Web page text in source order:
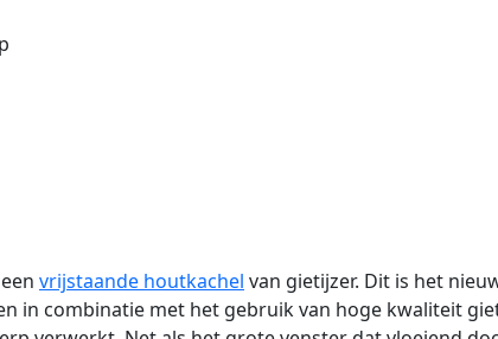
vrijstaande houtkachel van gietijzer. Dit is het
in combinatie met het gebruik van hoge kwaliteit